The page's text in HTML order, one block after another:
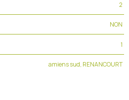
2
NON
1
amiens sud, RENANCOURT